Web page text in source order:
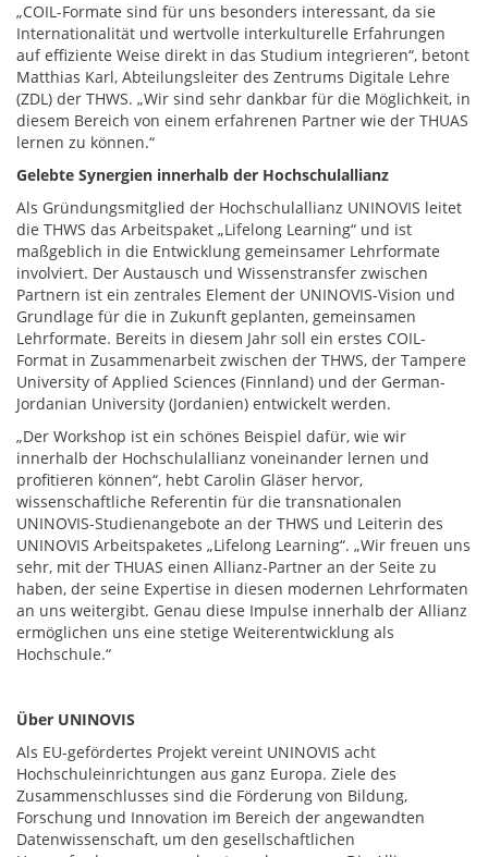
„COIL-Formate sind für uns besonders interessant, da sie
Internationalität und wertvolle interkulturelle Erfahrungen
auf effiziente Weise direkt in das Studium integrieren“, betont
Matthias Karl, Abteilungsleiter des Zentrums Digitale Lehre
(ZDL) der THWS. „Wir sind sehr dankbar für die Möglichkeit, in
diesem Bereich von einem erfahrenen Partner wie der THUAS
lernen zu können.“
Gelebte Synergien innerhalb der Hochschulallianz
Als Gründungsmitglied der Hochschulallianz UNINOVIS leitet
die THWS das Arbeitspaket „Lifelong Learning“ und ist
maßgeblich in die Entwicklung gemeinsamer Lehrformate
involviert. Der Austausch und Wissenstransfer zwischen
Partnern ist ein zentrales Element der UNINOVIS-Vision und
Grundlage für die in Zukunft geplanten, gemeinsamen
Lehrformate. Bereits in diesem Jahr soll ein erstes COIL-
Format in Zusammenarbeit zwischen der THWS, der Tampere
University of Applied Sciences (Finnland) und der German-
Jordanian University (Jordanien) entwickelt werden.
„Der Workshop ist ein schönes Beispiel dafür, wie wir
innerhalb der Hochschulallianz voneinander lernen und
profitieren können“, hebt Carolin Gläser hervor,
wissenschaftliche Referentin für die transnationalen
UNINOVIS-Studienangebote an der THWS und Leiterin des
UNINOVIS Arbeitspaketes „Lifelong Learning“. „Wir freuen uns
sehr, mit der THUAS einen Allianz-Partner an der Seite zu
haben, der seine Expertise in diesen modernen Lehrformaten
an uns weitergibt. Genau diese Impulse innerhalb der Allianz
ermöglichen uns eine stetige Weiterentwicklung als
Hochschule.“
Über UNINOVIS
Als EU-gefördertes Projekt vereint UNINOVIS acht
Hochschuleinrichtungen aus ganz Europa. Ziele des
Zusammenschlusses sind die Förderung von Bildung,
Forschung und Innovation im Bereich der angewandten
Datenwissenschaft, um den gesellschaftlichen